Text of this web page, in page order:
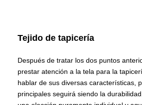
Tejido de tapicería
Después de tratar los dos puntos
prestar atención a la tela para la
hablar de sus diversas características,
principales seguirá siendo la